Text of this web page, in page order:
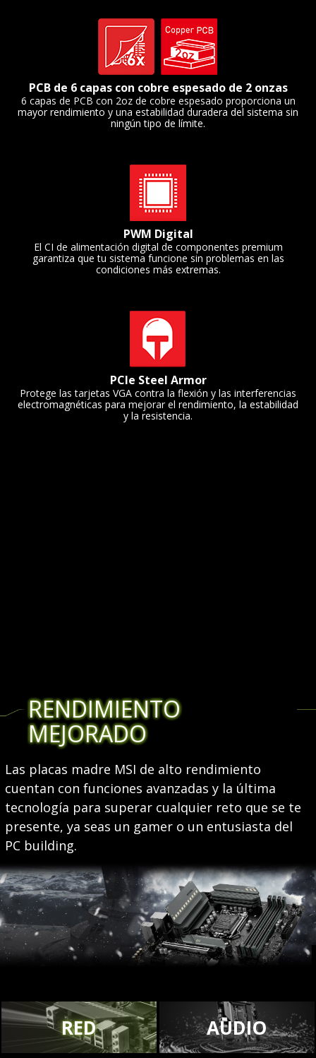
PCB de 6 capas con cobre espesado de 2 onzas
6 capas de PCB con 2oz de cobre espesado proporciona un
mayor rendimiento y una estabilidad duradera del sistema sin
ningún tipo de límite.
PWM Digital
El CI de alimentación digital de componentes premium
garantiza que tu sistema funcione sin problemas en las
condiciones más extremas.
PCIe Steel Armor
Protege las tarjetas VGA contra la flexión y las interferencias
electromagnéticas para mejorar el rendimiento, la estabilidad
y la resistencia.
RENDIMIENTO
MEJORADO
Las placas madre MSI de alto rendimiento
cuentan con funciones avanzadas y la última
tecnología para superar cualquier reto que se te
presente, ya seas un gamer o un entusiasta del
PC building.
RED AUDIO